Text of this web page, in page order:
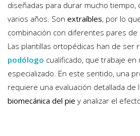
diseñadas para durar mucho
varios años. Son extraíbles, por lo
combinación con diferentes pares de
Las plantillas ortopédicas han de ser
podólogo cualificado, que trabaje
especializado. En este sentido, una
requiere una evaluación detallada de
biomecánica del pie y analizar el